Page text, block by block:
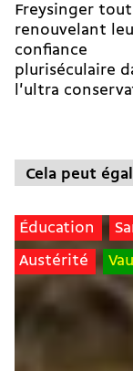
Freysinger
renouvelant
confiance
pluriséculaire
l'ultra
Cela peut
Éducation
Austérité